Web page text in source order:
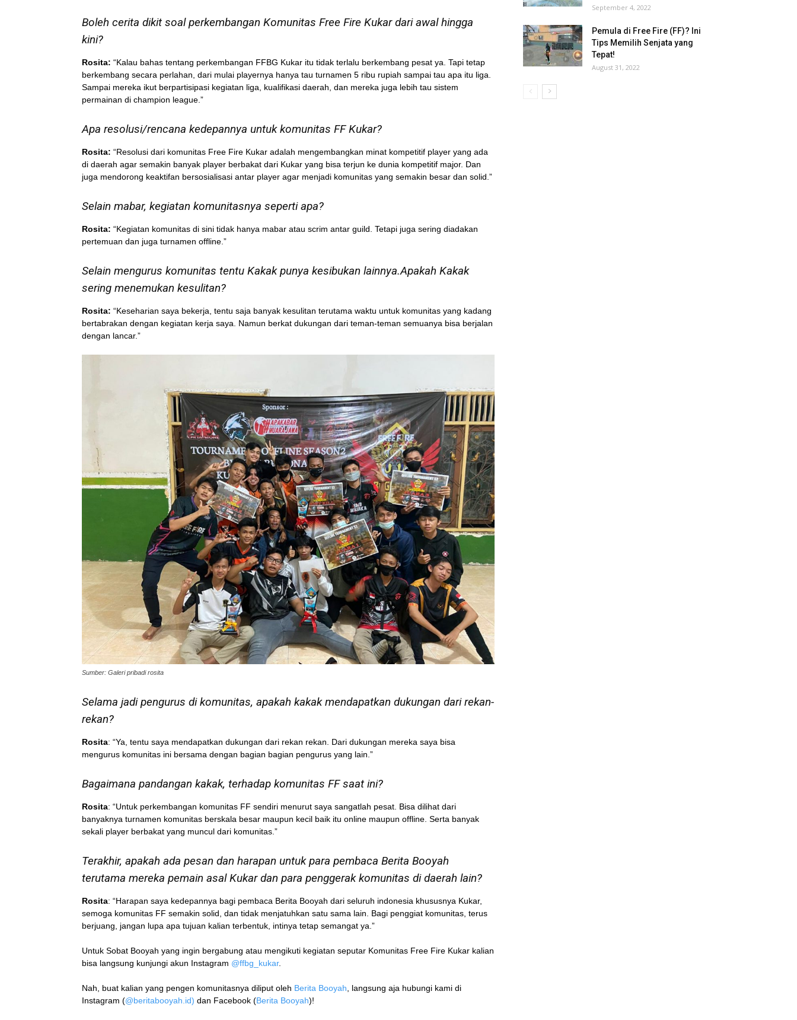
Boleh cerita dikit soal perkembangan Komunitas Free Fire Kukar dari awal hingga
kini?
Rosita: “Kalau bahas tentang perkembangan FFBG Kukar itu tidak terlalu berkembang pesat ya. Tapi tetap
berkembang secara perlahan, dari mulai playernya hanya tau turnamen 5 ribu rupiah sampai tau apa itu liga.
Sampai mereka ikut berpartisipasi kegiatan liga, kualifikasi daerah, dan mereka juga lebih tau sistem
permainan di champion league.”
Apa resolusi/rencana kedepannya untuk komunitas FF Kukar?
Rosita: “Resolusi dari komunitas Free Fire Kukar adalah mengembangkan minat kompetitif player yang ada
di daerah agar semakin banyak player berbakat dari Kukar yang bisa terjun ke dunia kompetitif major. Dan
juga mendorong keaktifan bersosialisasi antar player agar menjadi komunitas yang semakin besar dan solid.”
Selain mabar, kegiatan komunitasnya seperti apa?
Rosita: “Kegiatan komunitas di sini tidak hanya mabar atau scrim antar guild. Tetapi juga sering diadakan
pertemuan dan juga turnamen offline.”
Selain mengurus komunitas tentu Kakak punya kesibukan lainnya.Apakah Kakak
sering menemukan kesulitan?
Rosita: “Keseharian saya bekerja, tentu saja banyak kesulitan terutama waktu untuk komunitas yang kadang
bertabrakan dengan kegiatan kerja saya. Namun berkat dukungan dari teman-teman semuanya bisa berjalan
dengan lancar.”
Sumber: Galeri pribadi rosita
Selama jadi pengurus di komunitas, apakah kakak mendapatkan dukungan dari rekan-
rekan?
Rosita: “Ya, tentu saya mendapatkan dukungan dari rekan rekan. Dari dukungan mereka saya bisa
mengurus komunitas ini bersama dengan bagian bagian pengurus yang lain.”
Bagaimana pandangan kakak, terhadap komunitas FF saat ini?
Rosita: “Untuk perkembangan komunitas FF sendiri menurut saya sangatlah pesat. Bisa dilihat dari
banyaknya turnamen komunitas berskala besar maupun kecil baik itu online maupun offline. Serta banyak
sekali player berbakat yang muncul dari komunitas.”
Terakhir, apakah ada pesan dan harapan untuk para pembaca Berita Booyah
terutama mereka pemain asal Kukar dan para penggerak komunitas di daerah lain?
Rosita: “Harapan saya kedepannya bagi pembaca Berita Booyah dari seluruh indonesia khususnya Kukar,
semoga komunitas FF semakin solid, dan tidak menjatuhkan satu sama lain. Bagi penggiat komunitas, terus
berjuang, jangan lupa apa tujuan kalian terbentuk, intinya tetap semangat ya.”
Untuk Sobat Booyah yang ingin bergabung atau mengikuti kegiatan seputar Komunitas Free Fire Kukar kalian
bisa langsung kunjungi akun Instagram @ffbg_kukar.
Nah, buat kalian yang pengen komunitasnya diliput oleh Berita Booyah , langsung aja hubungi kami di
Instagram (@beritabooyah.id) dan Facebook (Berita Booyah)!
September 4, 2022
Pemula di Free Fire (FF)? Ini
Tips Memilih Senjata yang
Tepat!
August 31, 2022